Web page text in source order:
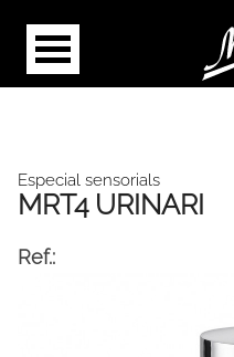
Especial sensorials
MRT4 URINARI
Ref.: